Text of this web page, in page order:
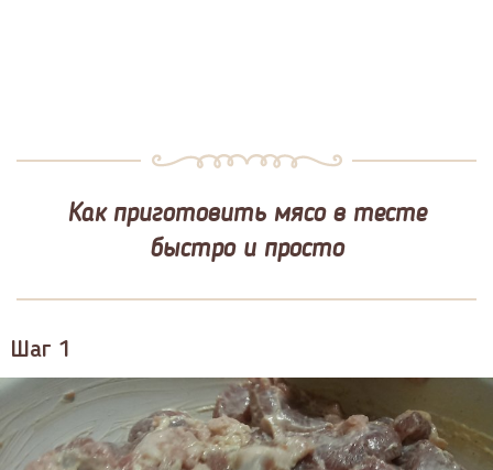
Как приготовить мясо в тесте
быстро и просто
Шаг 1